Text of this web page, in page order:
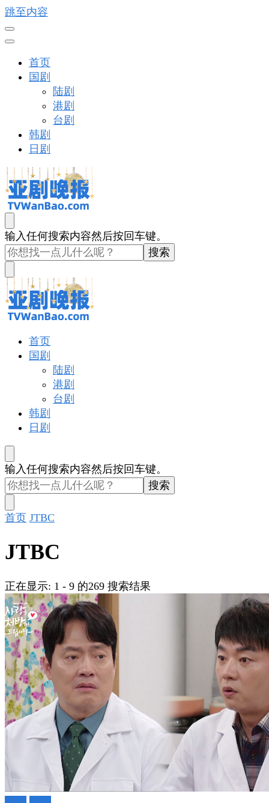
跳至内容
首页
国剧
陆剧
港剧
台剧
韩剧
日剧
亚剧晚报
戏里戏外看亚洲
找
什
么
东
西
吗?
输入任何搜索内容然后按回车键。
亚剧晚报
戏里戏外看亚洲
首页
国剧
陆剧
港剧
台剧
韩剧
日剧
找
什
么
东
西
输入任何搜索内容然后按回车键。
首页 JTBC
JTBC
正在显示: 1 - 9 的269 搜索结果